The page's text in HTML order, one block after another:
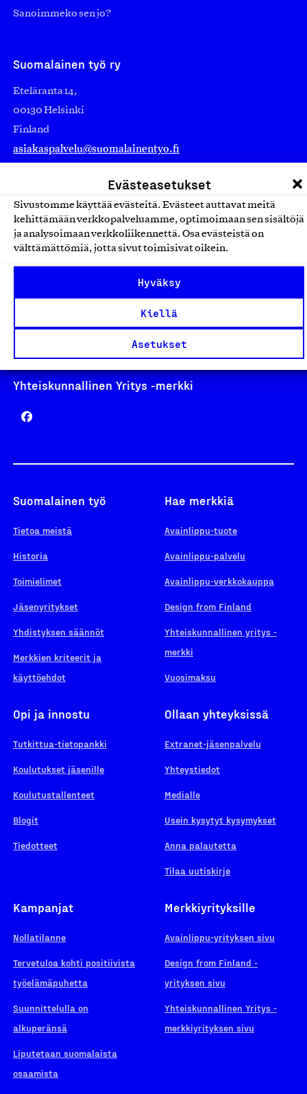
Evästeasetukset
Sivustomme käyttää evästeitä. Evästeet auttavat meitä
kehittämään verkkopalveluamme, optimoimaan sen sisältöjä
ja analysoimaan verkkoliikennettä. Osa evästeistä on
välttämättömiä, jotta sivut toimisivat oikein.
Hyväksy
Kiellä
Asetukset
Sanoimmeko sen jo?
Suomalainen työ ry
Eteläranta 14,
00130 Helsinki
Finland
asiakaspalvelu@suomalainentyo.fi
Avainlippu
Yhteiskunnallinen Yritys -merkki
Suomalainen työ
Tietoa meistä
Historia
Toimielimet
Jäsenyritykset
Yhdistyksen säännöt
Merkkien kriteerit ja
käyttöehdot
Hae merkkiä
Avainlippu-tuote
Avainlippu-palvelu
Avainlippu-verkkokauppa
Design from Finland
Yhteiskunnallinen yritys -
merkki
Vuosimaksu
Opi ja innostu
Tutkittua-tietopankki
Koulutukset jäsenille
Koulutustallenteet
Blogit
Tiedotteet
Ollaan yhteyksissä
Extranet-jäsenpalvelu
Yhteystiedot
Medialle
Usein kysytyt kysymykset
Anna palautetta
Tilaa uutiskirje
Kampanjat
Nollatilanne
Tervetuloa kohti positiivista
työelämäpuhetta
Suunnittelulla on
alkuperänsä
Liputetaan suomalaista
osaamista
Merkkiyrityksille
Avainlippu-yrityksen sivu
Design from Finland -
yrityksen sivu
Yhteiskunnallinen Yritys -
merkkiyrityksen sivu